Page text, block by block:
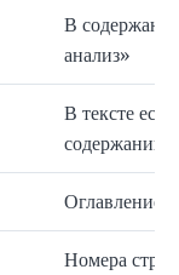
В
анализ»
В тексте
содержании
Оглавление
Номера